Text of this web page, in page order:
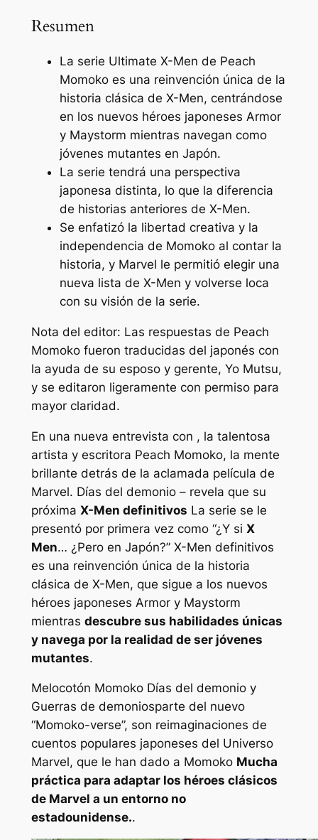
Resumen
La serie Ultimate X-Men de Peach
Momoko es una reinvención única de la
historia clásica de X-Men, centrándose
en los nuevos héroes japoneses Armor
y Maystorm mientras navegan como
jóvenes mutantes en Japón.
La serie tendrá una perspectiva
japonesa distinta, lo que la diferencia
de historias anteriores de X-Men.
Se enfatizó la libertad creativa y la
independencia de Momoko al contar la
historia, y Marvel le permitió elegir una
nueva lista de X-Men y volverse loca
con su visión de la serie.
Nota del editor: Las respuestas de Peach
Momoko fueron traducidas del japonés con
la ayuda de su esposo y gerente, Yo Mutsu,
y se editaron ligeramente con permiso para
mayor claridad.
En una nueva entrevista con , la talentosa
artista y escritora Peach Momoko, la mente
brillante detrás de la aclamada película de
Marvel. Días del demonio– revela que su
próxima X-Men definitivos La serie se le
presentó por primera vez como “¿Y si X
Men… ¿Pero en Japón?” X-Men definitivos
es una reinvención única de la historia
clásica de X-Men, que sigue a los nuevos
héroes japoneses Armor y Maystorm
mientras descubre sus habilidades únicas
y navega por la realidad de ser jóvenes
mutantes.
Melocotón Momoko Días del demonioy
Guerras de demoniosparte del nuevo
“Momoko-verse”, son reimaginaciones de
cuentos populares japoneses del Universo
Marvel, que le han dado a Momoko Mucha
práctica para adaptar los héroes clásicos
de Marvel a un entorno no
estadounidense..